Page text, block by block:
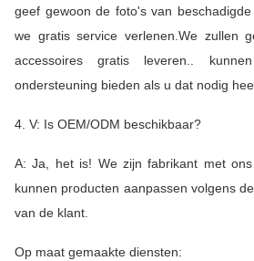
geef gewoon de foto's van
we gratis service verlenen.We zullen
accessoires gratis leveren..
ondersteuning bieden als u dat nodig
4. V: Is OEM/ODM beschikbaar?
A: Ja, het is! We zijn fabrikant met
kunnen producten aanpassen volgens
van de klant.
Op maat gemaakte diensten: